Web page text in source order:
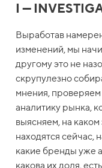
I —
Выработав
изменений, мы
другому это не
скрупулезно
мнения,
аналитику рынка,
выясняем, на
находятся сейчас,
какие бренды уже
какова их доля,